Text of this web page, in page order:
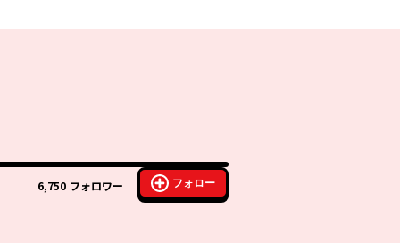
6,750 フォロワー フォロー